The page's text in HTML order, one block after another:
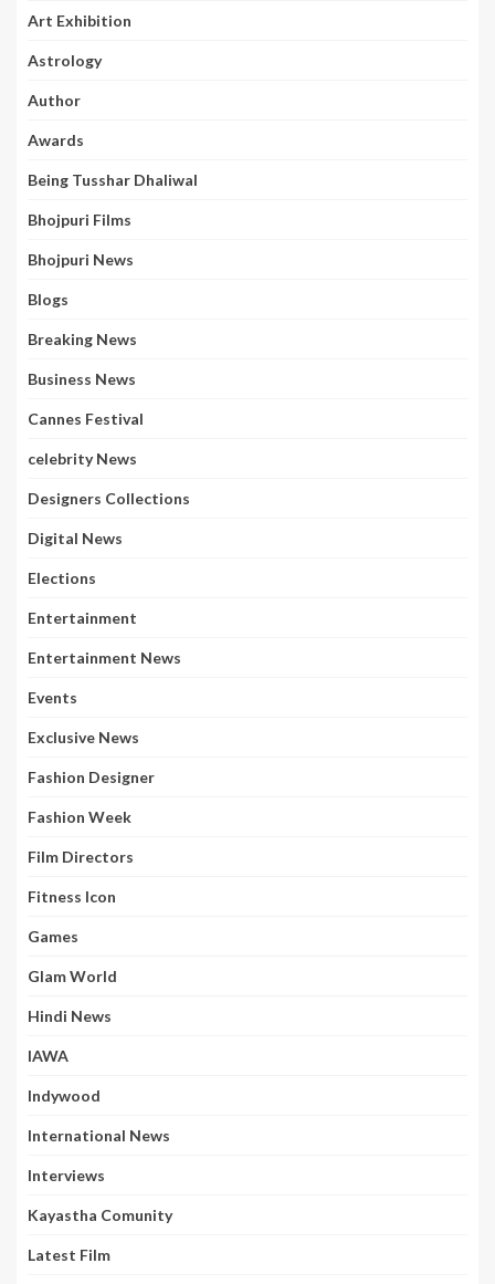
Art Exhibition
Astrology
Author
Awards
Being Tusshar Dhaliwal
Bhojpuri Films
Bhojpuri News
Blogs
Breaking News
Business News
Cannes Festival
celebrity News
Designers Collections
Digital News
Elections
Entertainment
Entertainment News
Events
Exclusive News
Fashion Designer
Fashion Week
Film Directors
Fitness Icon
Games
Glam World
Hindi News
IAWA
Indywood
International News
Interviews
Kayastha Comunity
Latest Film